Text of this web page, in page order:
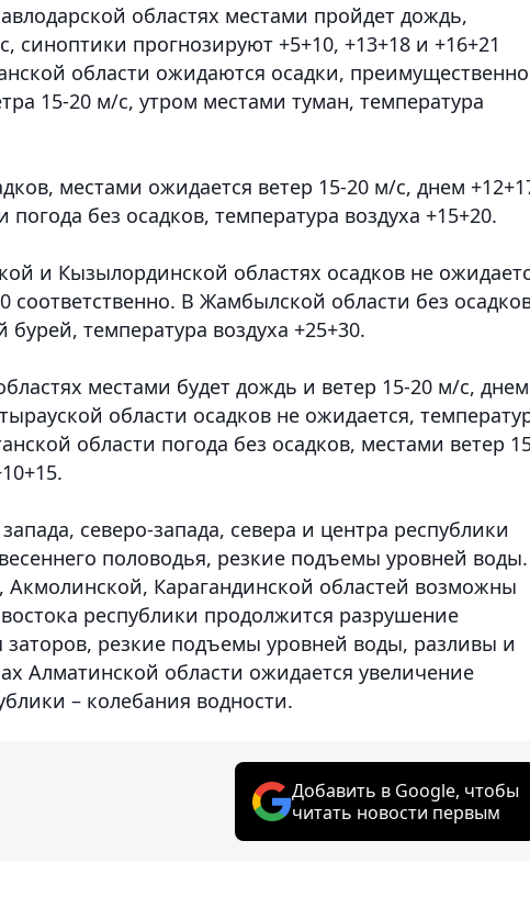
областях местами пройдет дождь,
синоптики прогнозируют +5+10, +13+18 и +16+21
области ожидаются осадки, преимущественно
15-20 м/с, утром местами туман, температура
местами ожидается ветер 15-20 м/с, днем
без осадков, температура воздуха +15+20.
и Кызылординской областях осадков не
соответственно. В Жамбылской области без
температура воздуха +25+30.
местами будет дождь и ветер 15-20 м/с, днем
области осадков не ожидается,
области погода без осадков, местами ветер
северо-запада, севера и центра республики
половодья, резкие подъемы уровней воды.
Карагандинской областей возможны
республики продолжится разрушение
резкие подъемы уровней воды, разливы и
Алматинской области ожидается увеличение
– колебания водности.
Добавить в Google, чтобы
читать новости первым